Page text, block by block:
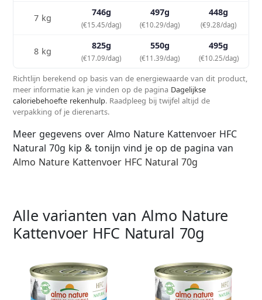
7 kg
746g
(€15.45/dag)
497g
(€10.29/dag)
448g
(€9.28/dag)
8 kg
825g
(€17.09/dag)
550g
(€11.39/dag)
495g
(€10.25/dag)
Richtlijn berekend op basis van de energiewaarde van dit product,
meer informatie kan je vinden op de pagina Dagelijkse
caloriebehoefte rekenhulp. Raadpleeg bij twijfel altijd de
verpakking of je dierenarts.
Meer gegevens over Almo Nature Kattenvoer HFC
Natural 70g kip & tonijn vind je op de pagina van
Almo Nature Kattenvoer HFC Natural 70g
Alle varianten van Almo Nature
Kattenvoer HFC Natural 70g